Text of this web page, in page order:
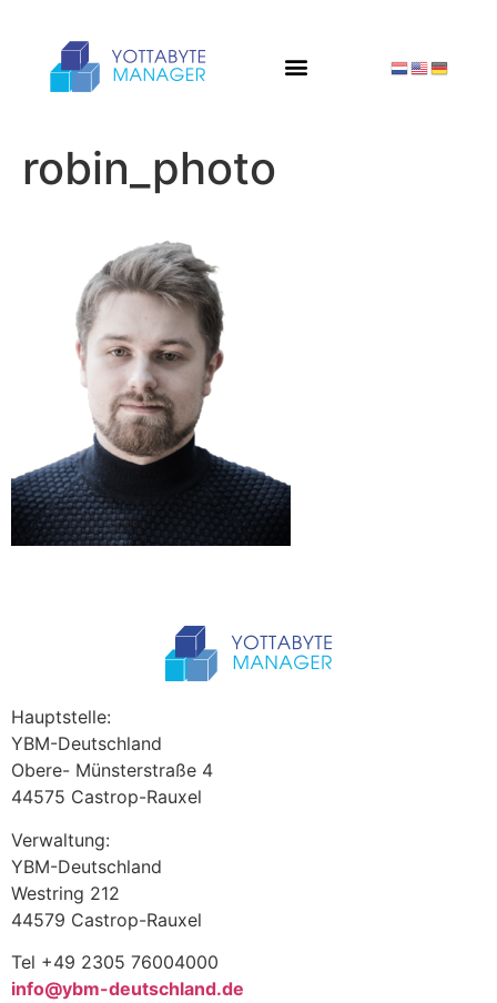
robin_photo
Hauptstelle:
YBM-Deutschland
Obere- Münsterstraße 4
44575 Castrop-Rauxel
Verwaltung:
YBM-Deutschland
Westring 212
44579 Castrop-Rauxel
Tel +49 2305 76004000
info@ybm-deutschland.de